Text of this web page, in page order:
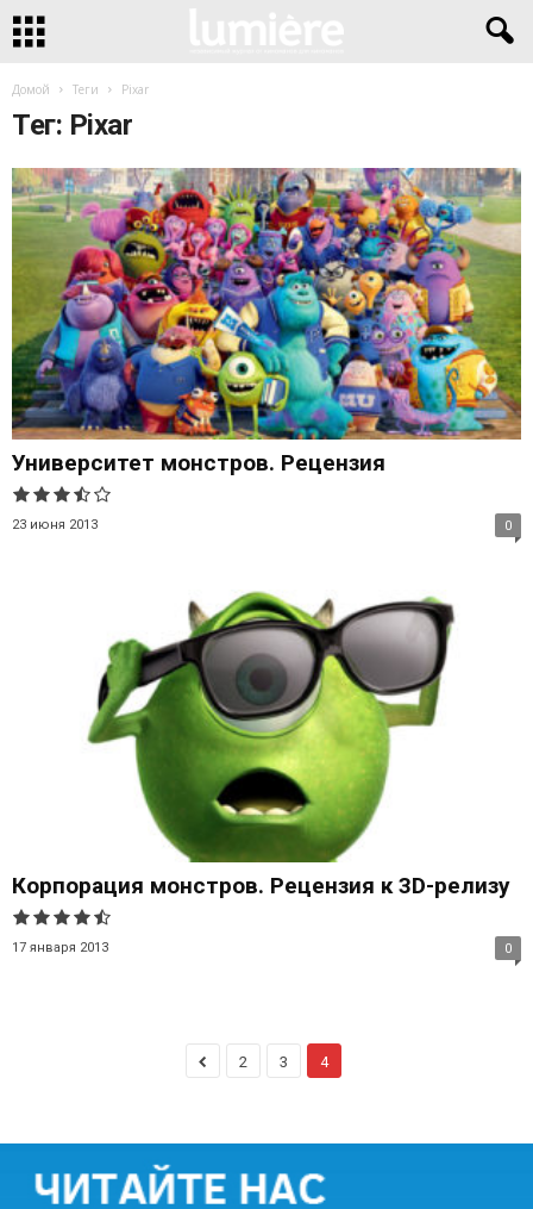
Домой Теги Pixar
Тег: Pixar
Университет монстров. Рецензия
23 июня 2013 0
Корпорация монстров. Рецензия к 3D-релизу
17 января 2013 0
2 3 4